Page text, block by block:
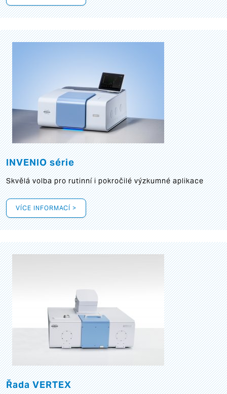
INVENIO série
Skvělá volba pro rutinní i pokročilé výzkumné aplikace
VÍCE INFORMACÍ >
Řada VERTEX